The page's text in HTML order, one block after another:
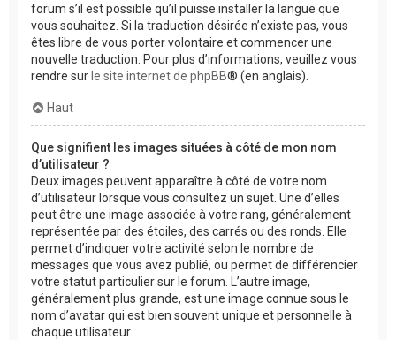
forum s’il est possible qu’il puisse installer la langue que
vous souhaitez. Si la traduction désirée n’existe pas, vous
êtes libre de vous porter volontaire et commencer une
nouvelle traduction. Pour plus d’informations, veuillez vous
rendre sur le site internet de phpBB® (en anglais).
Haut
Que signifient les images situées à côté de mon nom
d’utilisateur ?
Deux images peuvent apparaître à côté de votre nom
d’utilisateur lorsque vous consultez un sujet. Une d’elles
peut être une image associée à votre rang, généralement
représentée par des étoiles, des carrés ou des ronds. Elle
permet d’indiquer votre activité selon le nombre de
messages que vous avez publié, ou permet de différencier
votre statut particulier sur le forum. L’autre image,
généralement plus grande, est une image connue sous le
nom d’avatar qui est bien souvent unique et personnelle à
chaque utilisateur.